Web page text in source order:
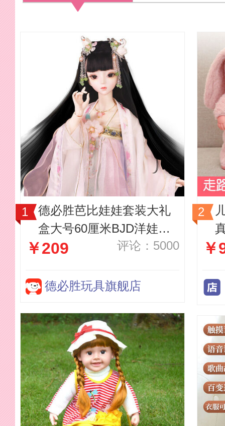
德必胜芭比娃娃套装大礼
盒大号60厘米BJD洋娃娃
玩具女孩仿真SD换装巴比
装古风
￥209 评论：5000
德必胜玩具旗舰店
￥